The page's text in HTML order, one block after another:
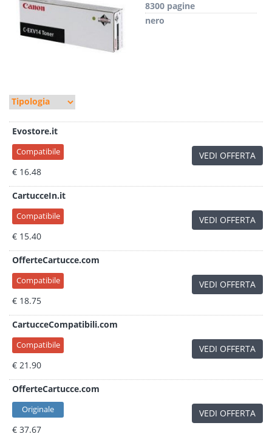
8300 pagine
nero
Evostore.it
Compatibile
€ 16.48
VEDI OFFERTA
CartucceIn.it
Compatibile
€ 15.40
VEDI OFFERTA
OfferteCartucce.com
Compatibile
€ 18.75
VEDI OFFERTA
CartucceCompatibili.com
Compatibile
€ 21.90
VEDI OFFERTA
OfferteCartucce.com
Originale
€ 37.67
VEDI OFFERTA